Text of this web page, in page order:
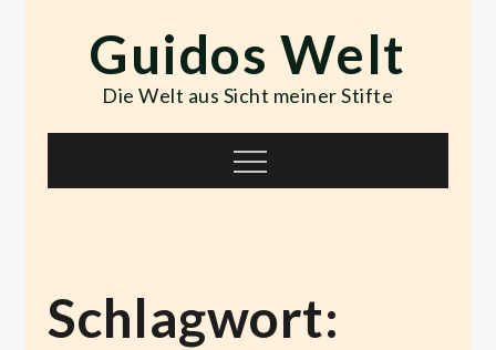
contentGuidos Welt
Die Welt aus Sicht meiner Stifte
Menu
Schlagwort: